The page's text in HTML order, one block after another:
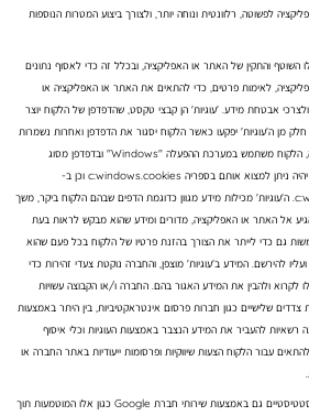
לפשוטה, רלוונטית ונוחה יותר, ולצורך ביצוע המטרות הנוספות
השוטף והתקין של האתר או האפליקציה, ובכלל זה כדי לאסוף נתונים
לאימות פרטים, כדי להתאים את האתר או האפליקציה או
אבטחת מידע. 'עוגיות' הן קבצי טקסט, שהדפדפן של הלקוח יוצר
מן ה'עוגיות' יפקעו כאשר הלקוח יסגור את הדפדפן ואחרות נשמרות
על גבי הכונן הקשיח במחשבו. אם, לדוגמה, הלקוח משתמש במערכת ההפעלה "Windows" ובדפדפן מסוג
אינטרנט אקספלורר של חב' מייקרוסופט, יהיה ניתן למצוא אותם בספריה c:windows.cookies וכן ב-
c:windows.Temporary Internet Files. ה'עוגיות' מכילות מידע מגוון כדוגמת הדפים שבהם הלקוח ביקר, משך
אל האתר או האפליקציה, מדורים ומידע שהוא מבקש לראות בעת
גם כדי לייתר את הצורך בהזנת פרטיו של הלקוח בכל פעם שהוא
להירשם. המידע ב'עוגיות' מוצפן, והחברה נוקטת צעדי זהירות כדי
לקרוא ולהבין את המידע האגור בהם. החברה ו/או הקבוצה עשויות
שלישיים כגון חברות פרסום אינטראקטיביות, בין היתר באמצעות
רשאיות להעביר את המידע הנצבר באמצעות העוגיות וכלי איסוף
עבור הלקוח הצעות שיווקיות ופרסומות ייעודיות באתר החברה או
1.5.3. אנו עשויים לנתח ולאסוף נתונים סטטיסטיים גם באמצעות שירותי חברת Google כגון אלו המוטמעות תוך